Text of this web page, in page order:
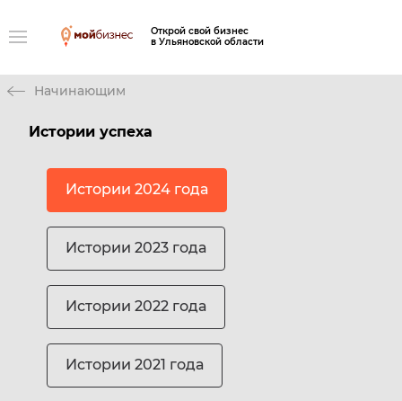
Открой свой бизнес
в Ульяновской области
Начинающим
Истории успеха
Истории 2024 года
Истории 2023 года
Истории 2022 года
Истории 2021 года